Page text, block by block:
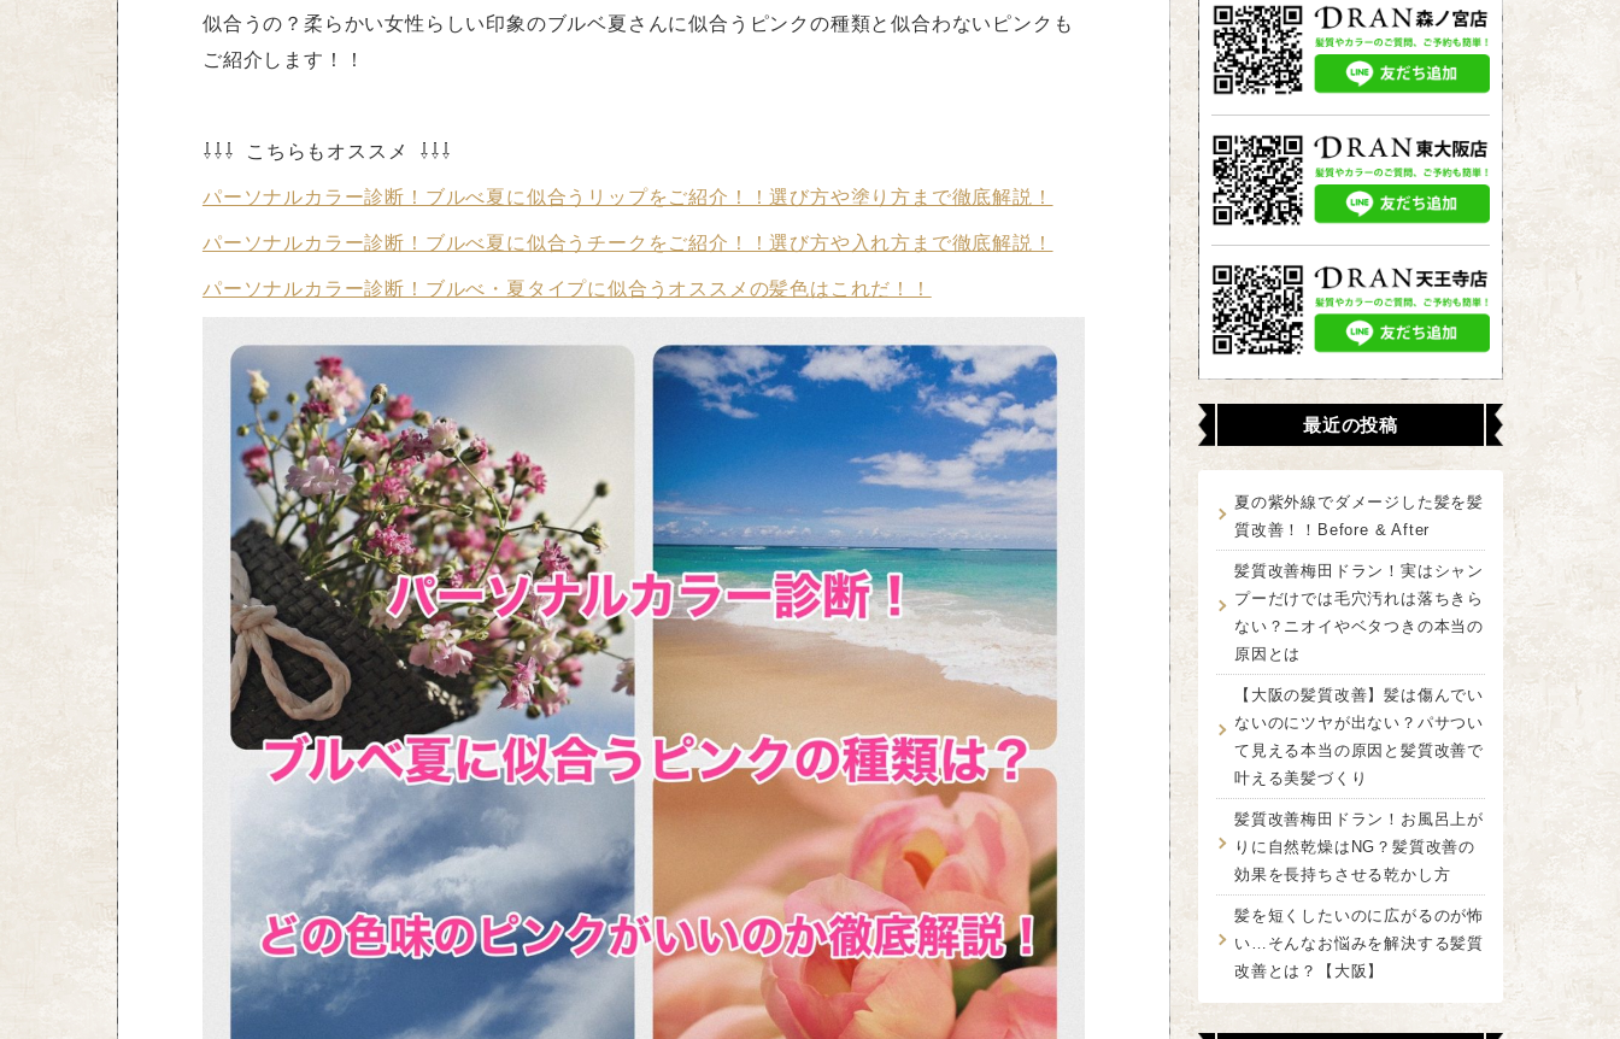
似合うの？柔らかい女性らしい印象のブルベ夏さんに似合うピンクの種類と似合わないピンクも
ご紹介します！！
⇩⇩⇩ こちらもオススメ ⇩⇩⇩
パーソナルカラー診断！ブルべ夏に似合うリップをご紹介！！選び方や塗り方まで徹底解説！
パーソナルカラー診断！ブルべ夏に似合うチークをご紹介！！選び方や入れ方まで徹底解説！
パーソナルカラー診断！ブルべ・夏タイプに似合うオススメの髪色はこれだ！！
最近の投稿
夏の紫外線でダメージした髪を髪
質改善！！Before & After
髪質改善梅田ドラン！実はシャン
プーだけでは毛穴汚れは落ちきら
ない？ニオイやベタつきの本当の
原因とは
【大阪の髪質改善】髪は傷んでい
ないのにツヤが出ない？パサつい
て見える本当の原因と髪質改善で
叶える美髪づくり
髪質改善梅田ドラン！お風呂上が
りに自然乾燥はNG？髪質改善の
効果を長持ちさせる乾かし方
髪を短くしたいのに広がるのが怖
い…そんなお悩みを解決する髪質
改善とは？【大阪】